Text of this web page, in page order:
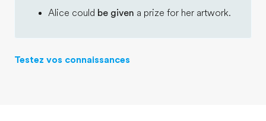
Alice could be given a prize for her artwork.
Testez vos connaissances